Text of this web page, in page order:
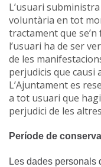
L’usuari
voluntària en tot
tractament que
l’usuari ha de ser
de les
perjudicis que causi
L’Ajuntament es
a tot usuari que
perjudici de les
Període de
Les dades personals